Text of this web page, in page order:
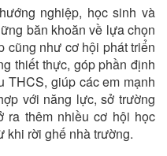
nghiệp, học sinh và
băn khoăn về lựa chọn
cũng như cơ hội phát triển
thiết thực, góp phần định
THCS, giúp các em mạnh
với năng lực, sở trường
ra thêm nhiều cơ hội học
khi rời ghế nhà trường.